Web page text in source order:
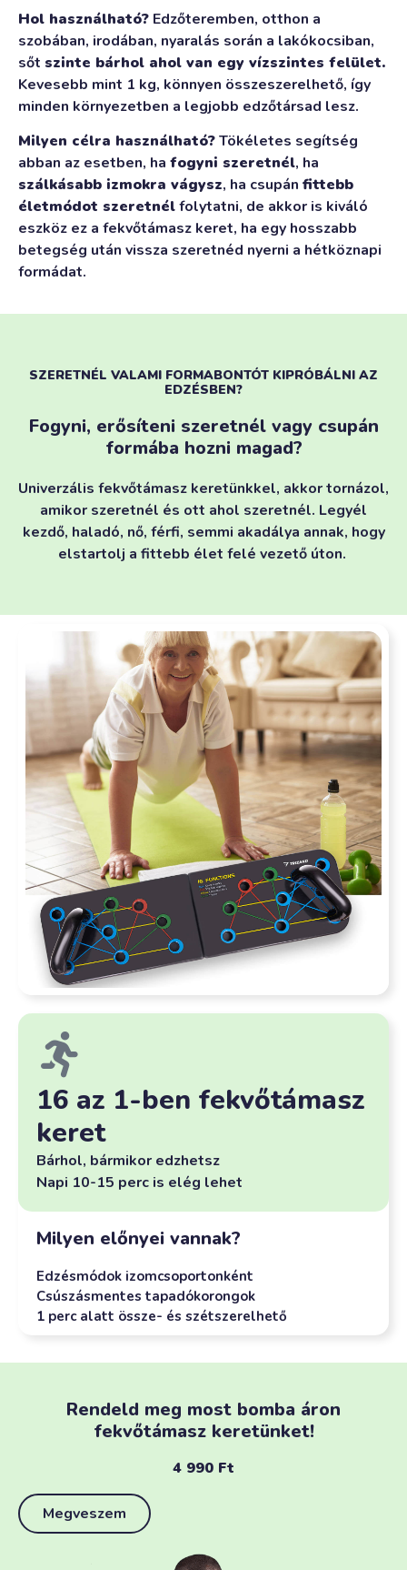
Hol használható? Edzőteremben, otthon a
szobában, irodában, nyaralás során a lakókocsiban,
sőt szinte bárhol ahol van egy vízszintes felület.
Kevesebb mint 1 kg, könnyen összeszerelhető, így
minden környezetben a legjobb edzőtársad lesz.
Milyen célra használható?Tökéletes segítség
abban az esetben, ha fogyni szeretnél, ha
szálkásabb izmokra vágysz, ha csupán fittebb
életmódot szeretnélfolytatni, de akkor is kiváló
eszköz ez a fekvőtámasz keret, ha egy hosszabb
betegség után vissza szeretnéd nyerni a hétköznapi
formádat.
SZERETNÉL VALAMI FORMABONTÓT KIPRÓBÁLNI AZ
EDZÉSBEN?
Fogyni, erősíteni szeretnél vagy csupán
formába hozni magad?
Univerzális fekvőtámasz keretünkkel, akkor tornázol,
amikor szeretnél és ott ahol szeretnél. Legyél
kezdő, haladó, nő, férfi, semmi akadálya annak, hogy
elstartolj a fittebb élet felé vezető úton.
16 az 1-ben fekvőtámasz
keret
Bárhol, bármikor edzhetsz
Napi 10-15 perc is elég lehet
Milyen előnyei vannak?
Edzésmódok izomcsoportonként
Csúszásmentes tapadókorongok
1 perc alatt össze- és szétszerelhető
Rendeld meg most bomba áron
fekvőtámasz keretünket!
4 990 Ft
Megveszem